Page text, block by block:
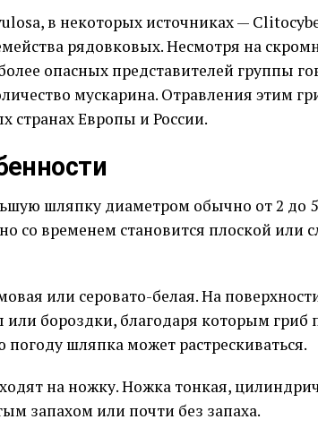
в некоторых источниках —
рядовковых. Несмотря на
опасных представителей группы
мускарина. Отравления этим
странах Европы и России.
шляпку диаметром обычно от 2 до
со временем становится плоской или
или серовато-белая. На
бороздки, благодаря которым гриб
погоду шляпка может растрескиваться.
на ножку. Ножка тонкая,
запахом или почти без запаха.